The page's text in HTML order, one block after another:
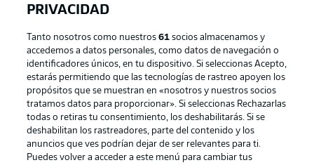
Publicidad Aviso legal
Gestionar las preferencias Declaracion de privacidad
Canales Trabajos
PRIVACIDAD
Tanto nosotros como nuestros61 socios almacenamos y
accedemos a datos personales, como datos de navegación o
identificadores únicos, en tu dispositivo. Si seleccionas Acepto,
estarás permitiendo que las tecnologías de rastreo apoyen los
propósitos que se muestran en «nosotros y nuestros socios
tratamos datos para proporcionar». Si seleccionas Rechazarlas
todas o retiras tu consentimiento, los deshabilitarás. Si se
deshabilitan los rastreadores, parte del contenido y los
anuncios que ves podrían dejar de ser relevantes para ti.
Puedes volver a acceder a este menú para cambiar tus